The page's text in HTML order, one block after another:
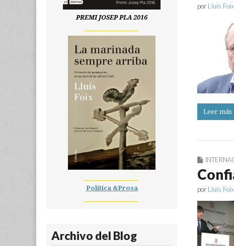
por Lluís Foix
Leer
por Lluís Foix
PREMI JOSEP PLA 2016
Política &Prosa
Archivo del Blog